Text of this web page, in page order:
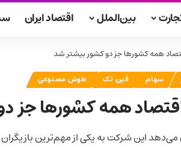
بین‌الملل اقتصاد ایران
همه کشورها جز دو کشور بیشتر شد
سهام فین تک هوش مصنوعی
اقتصاد همه کشورها جز